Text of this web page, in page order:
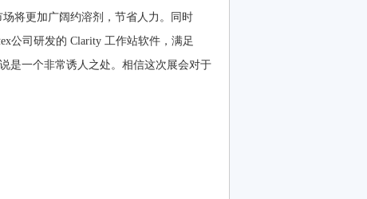
将更加广阔约溶剂，节省人力。同时
公司研发的 Clarity 工作站软件，满足
是一个非常诱人之处。相信这次展会对于